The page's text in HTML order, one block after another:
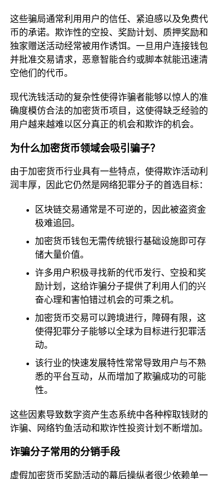
这些骗局通常利用用户的信任、紧迫感以及免费代
币的承诺。欺诈性的空投、奖励计划、质押奖励和
独家赠送活动经常被用作诱饵。一旦用户连接钱包
并批准交易请求，恶意智能合约或脚本就能迅速清
空他们的代币。
现代洗钱活动的复杂性使得诈骗者能够以惊人的准
确度模仿合法的加密货币项目，这使得缺乏经验的
用户越来越难以区分真正的机会和欺诈的机会。
为什么加密货币领域会吸引骗子？
由于加密货币行业具有一些特点，使得欺诈活动利
润丰厚，因此它仍然是网络犯罪分子的首选目标：
区块链交易通常是不可逆的，因此被盗资金
极难追回。
加密货币钱包无需传统银行基础设施即可存
储大量价值。
许多用户积极寻找新的代币发行、空投和奖
励计划，这给诈骗分子提供了利用人们的兴
奋心理和害怕错过机会的可乘之机。
加密货币交易可以跨境进行，障碍有限，这
使得犯罪分子能够以全球为目标进行犯罪活
动。
该行业的快速发展特性常常导致用户与不熟
悉的平台互动，从而增加了欺骗成功的可能
性。
这些因素导致数字资产生态系统中各种榨取钱财的
诈骗、网络钓鱼活动和欺诈性投资计划不断增加。
诈骗分子常用的分销手段
虚假加密货币奖励活动的幕后操纵者很少依赖单一